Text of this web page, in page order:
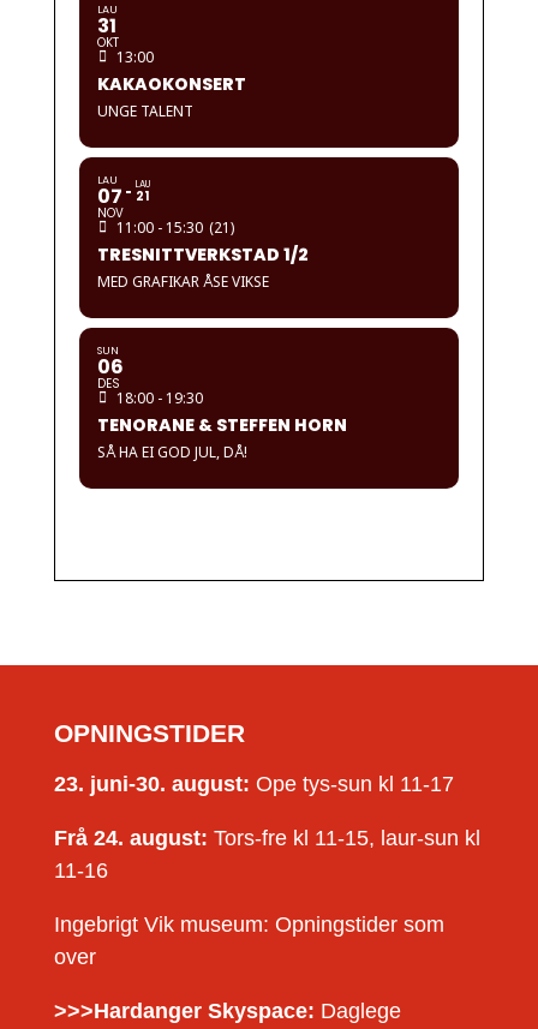
LAU
31
OKT
13:00
KAKAOKONSERT
UNGE TALENT
LAU
07
NOV
LAU
21
11:00 - 15:30 (21)
TRESNITTVERKSTAD 1/2
MED GRAFIKAR ÅSE VIKSE
SUN
06
DES
18:00 - 19:30
TENORANE & STEFFEN HORN
SÅ HA EI GOD JUL, DÅ!
OPNINGSTIDER
23. juni-30. august: Ope tys-sun kl 11-17
Frå 24. august: Tors-fre kl 11-15, laur-sun kl
11-16
Ingebrigt Vik museum: Opningstider som
over
>>>Hardanger Skyspace: Daglege